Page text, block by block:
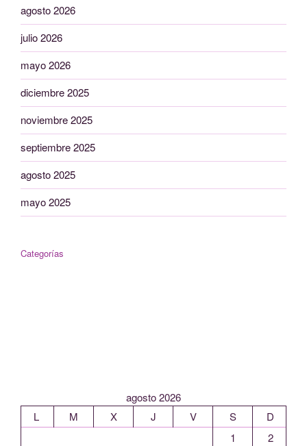
agosto 2026
julio 2026
mayo 2026
diciembre 2025
noviembre 2025
septiembre 2025
agosto 2025
mayo 2025
Categorías
agosto 2026
L
M X J V S
D
1
2